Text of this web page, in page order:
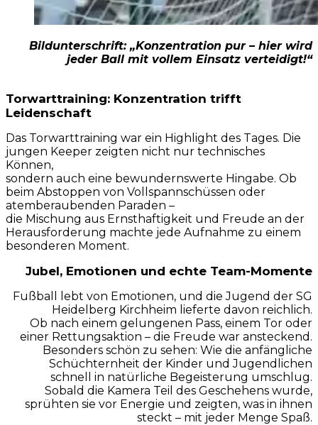
Bildunterschrift: „Konzentration pur – hier wird
jeder Ball mit vollem Einsatz verteidigt!“
Torwarttraining: Konzentration trifft
Leidenschaft
Das Torwarttraining war ein Highlight des Tages. Die
jungen Keeper zeigten nicht nur technisches
Können,
sondern auch eine bewundernswerte Hingabe. Ob
beim Abstoppen von Vollspannschüssen oder
atemberaubenden Paraden –
die Mischung aus Ernsthaftigkeit und Freude an der
Herausforderung machte jede Aufnahme zu einem
besonderen Moment.
Jubel, Emotionen und echte Team-Momente
Fußball lebt von Emotionen, und die Jugend der SG
Heidelberg Kirchheim lieferte davon reichlich.
Ob nach einem gelungenen Pass, einem Tor oder
einer Rettungsaktion – die Freude war ansteckend.
Besonders schön zu sehen: Wie die anfängliche
Schüchternheit der Kinder und Jugendlichen
schnell in natürliche Begeisterung umschlug.
Sobald die Kamera Teil des Geschehens wurde,
sprühten sie vor Energie und zeigten, was in ihnen
steckt – mit jeder Menge Spaß.